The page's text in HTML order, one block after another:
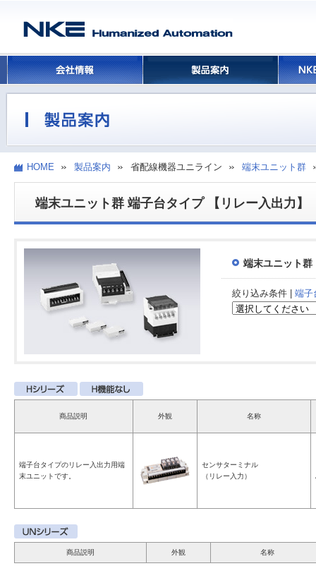
HOME 製品案内 省配線機器ユニライン 端末ユニット群
端末ユニット群 端子台タイプ 【リレー入出力】
端末ユニット群
絞り込み条件 | 端子
商品説明 外観 名称
端子台タイプのリレー入出力用端
末ユニットです。
センサターミナル
（リレー入力）
商品説明 外観 名称